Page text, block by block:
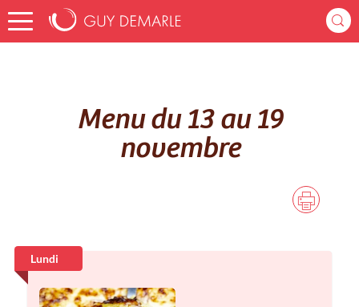
Accueil bene2308
Menus Hebdomadaires
Menu du 13 au 19 novembre
Menu du 13 au 19
novembre
Lundi